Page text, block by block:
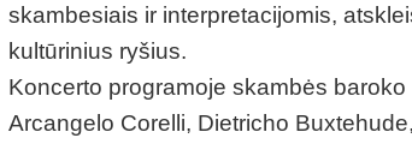
skambesiais ir interpretacijomis,
kultūrinius ryšius.
Koncerto programoje skambės
Arcangelo Corelli, Dietricho